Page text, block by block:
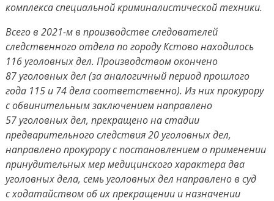
комплекса специальной криминалистической техники.
Всего в 2021-м в производстве следователей
следственного отдела по городу Кстово находилось
116 уголовных дел. Производством окончено
87 уголовных дел (за аналогичный период прошлого
года 115 и 74 дела соответственно). Из них прокурору
с обвинительным заключением направлено
57 уголовных дел, прекращено на стадии
предварительного следствия 20 уголовных дел,
направлено прокурору с постановлением о применении
принудительных мер медицинского характера два
уголовных дела, семь уголовных дел направлено в суд
с ходатайством об их прекращении и назначении